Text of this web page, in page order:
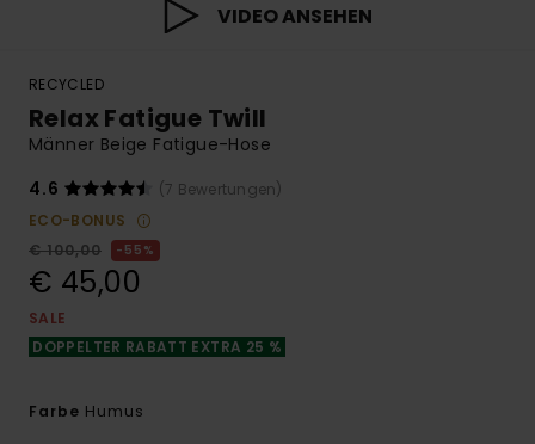
VIDEO ANSEHEN
RECYCLED
Relax Fatigue Twill
Männer Beige Fatigue-Hose
4.6
(7 Bewertungen)
ECO-BONUS
€ 100,00
55%
€ 45,00
SALE
DOPPELTER RABATT EXTRA 25 %
Farbe Humus